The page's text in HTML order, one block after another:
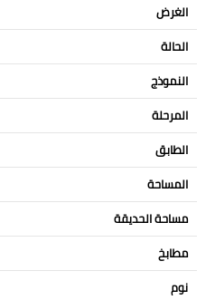
الغرض
الحالة
النموذج
المرحلة
الطابق
المساحة
مساحة الحديقة
مطابخ
نوم